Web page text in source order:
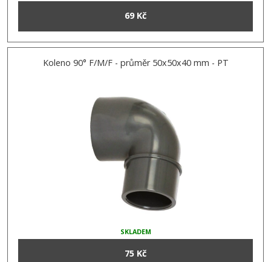
69 Kč
Koleno 90° F/M/F - průměr 50x50x40 mm - PT
SKLADEM
75 Kč